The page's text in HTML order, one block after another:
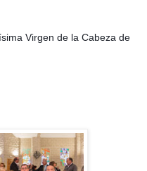
Virgen de la Cabeza de